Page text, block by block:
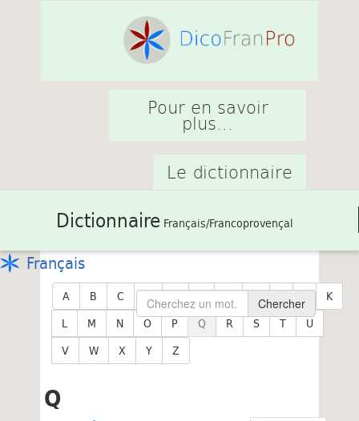
Pour en savoir
plus...
Le dictionnaire
Dictionnaire Français/Francoprovençal
Français
Chercher
A B C D E F G H I J
K
L
M N O P Q R S T
U
V
W X Y Z
Q